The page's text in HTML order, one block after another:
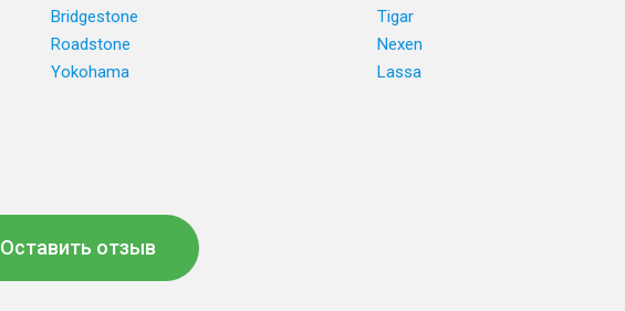
Bridgestone
Tigar
Roadstone
Nexen
Yokohama Lassa
Оставить отзыв